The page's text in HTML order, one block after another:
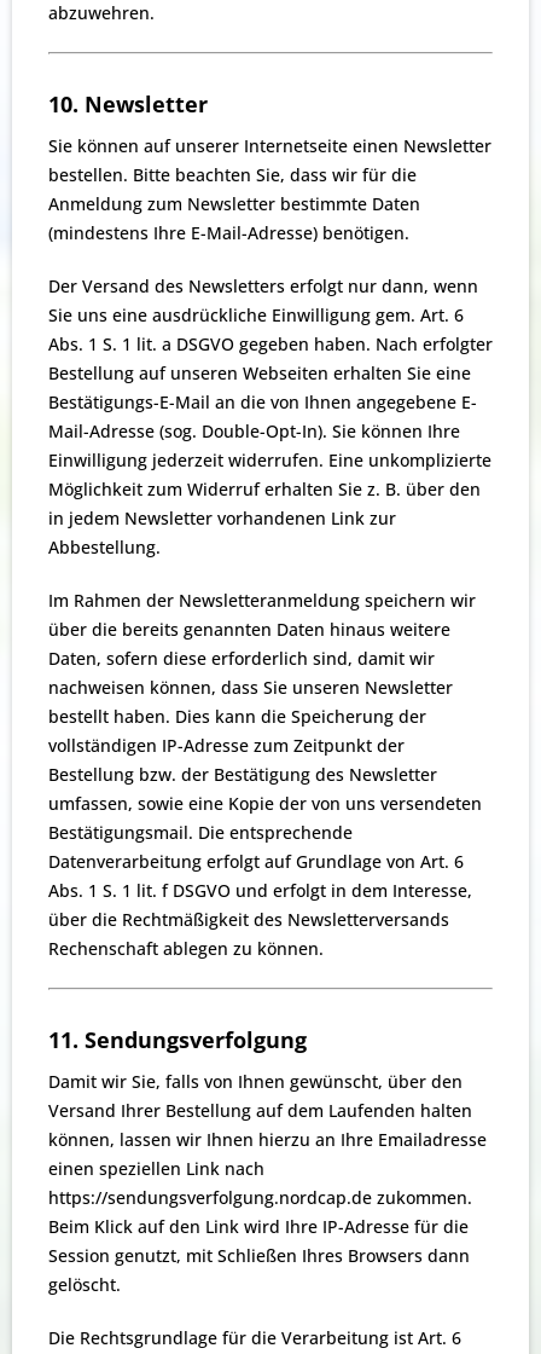
abzuwehren.
10. Newsletter
Sie können auf unserer Internetseite einen Newsletter
bestellen. Bitte beachten Sie, dass wir für die
Anmeldung zum Newsletter bestimmte Daten
(mindestens Ihre E-Mail-Adresse) benötigen.
Der Versand des Newsletters erfolgt nur dann, wenn
Sie uns eine ausdrückliche Einwilligung gem. Art. 6
Abs. 1 S. 1 lit. a DSGVO gegeben haben. Nach erfolgter
Bestellung auf unseren Webseiten erhalten Sie eine
Bestätigungs-E-Mail an die von Ihnen angegebene E-
Mail-Adresse (sog. Double-Opt-In). Sie können Ihre
Einwilligung jederzeit widerrufen. Eine unkomplizierte
Möglichkeit zum Widerruf erhalten Sie z. B. über den
in jedem Newsletter vorhandenen Link zur
Abbestellung.
Im Rahmen der Newsletteranmeldung speichern wir
über die bereits genannten Daten hinaus weitere
Daten, sofern diese erforderlich sind, damit wir
nachweisen können, dass Sie unseren Newsletter
bestellt haben. Dies kann die Speicherung der
vollständigen IP-Adresse zum Zeitpunkt der
Bestellung bzw. der Bestätigung des Newsletter
umfassen, sowie eine Kopie der von uns versendeten
Bestätigungsmail. Die entsprechende
Datenverarbeitung erfolgt auf Grundlage von Art. 6
Abs. 1 S. 1 lit. f DSGVO und erfolgt in dem Interesse,
über die Rechtmäßigkeit des Newsletterversands
Rechenschaft ablegen zu können.
11. Sendungsverfolgung
Damit wir Sie, falls von Ihnen gewünscht, über den
Versand Ihrer Bestellung auf dem Laufenden halten
können, lassen wir Ihnen hierzu an Ihre Emailadresse
einen speziellen Link nach
https://sendungsverfolgung.nordcap.de zukommen.
Beim Klick auf den Link wird Ihre IP-Adresse für die
Session genutzt, mit Schließen Ihres Browsers dann
gelöscht.
Die Rechtsgrundlage für die Verarbeitung ist Art. 6